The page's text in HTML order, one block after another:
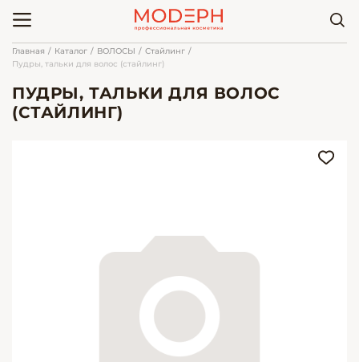
Главная Каталог ВОЛОСЫ
Стайлинг
Пудры, тальки для волос (стайлинг)
ПУДРЫ, ТАЛЬКИ ДЛЯ ВОЛОС
(СТАЙЛИНГ)